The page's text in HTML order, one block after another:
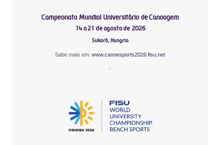
Campeonato Mundial Universitário de Canoagem
14 a 21 de agosto de 2026
Sukoró, Hungria
Sabe mais em: www.canoesports2026.fisu.net
-